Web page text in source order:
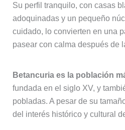
Su perfil tranquilo, con casas
adoquinadas y un pequeño
cuidado, lo convierten en una
pasear con calma después de
Betancuria es la población
fundada en el siglo XV, y
pobladas. A pesar de su
del interés histórico y cultural